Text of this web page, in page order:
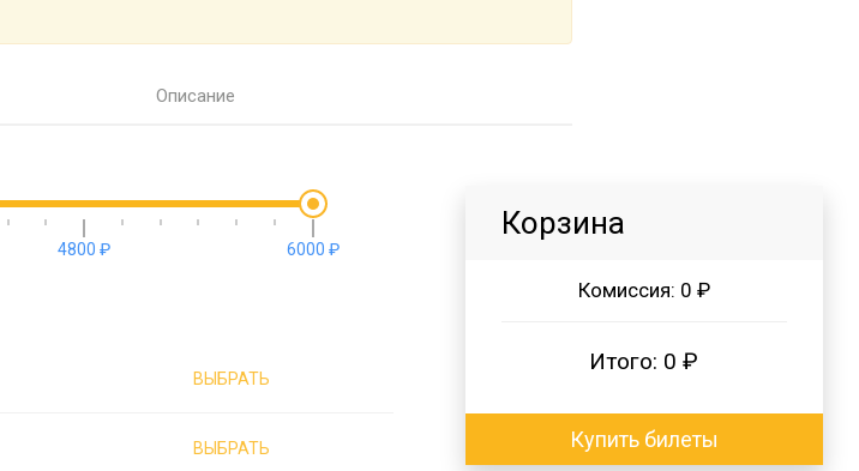
Описание
4800 ₽ 6000 ₽
ВЫБРАТЬ
ВЫБРАТЬ
Корзина
Комиссия: 0 ₽
Итого: 0 ₽
Купить билеты